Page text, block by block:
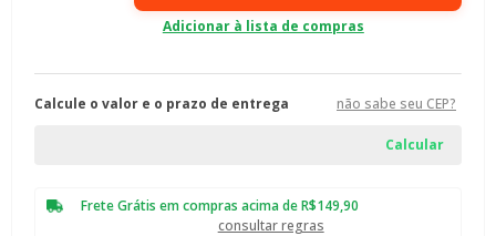
Calcule o valor e o prazo de entrega não sabe seu CEP?
Frete Grátis em compras acima de R$149,90
consultar regras